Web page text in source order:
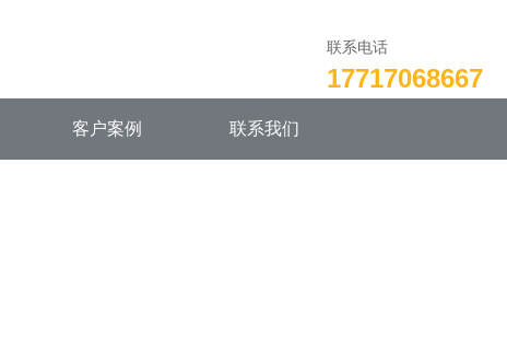
联系电话
17717068667
客户案例 联系我们